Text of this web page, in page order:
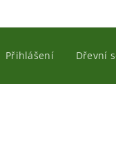
Přihlášení Dřevní